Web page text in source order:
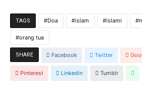
TAGS Doa islam islami
orang tua
SHARE Facebook Twitter
Pinterest Linkedin Tumblr